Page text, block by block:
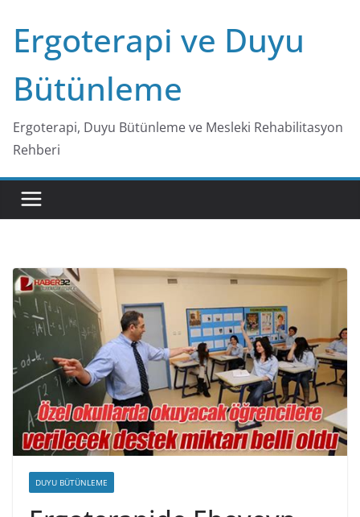
content
Ergoterapi ve Duyu
Bütünleme
Ergoterapi, Duyu Bütünleme ve Mesleki Rehabilitasyon
Rehberi
DUYU BÜTÜNLEME